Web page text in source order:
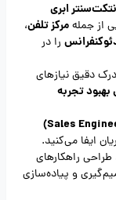
ابری
از جملهمرکز تلفن،
را در
درک دقیق نیازهای
بهبود تجربه
ایفا می‌کنید.
راهکارهای
و پیاده‌سازی